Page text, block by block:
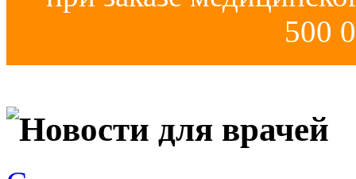
500
Новости для врачей